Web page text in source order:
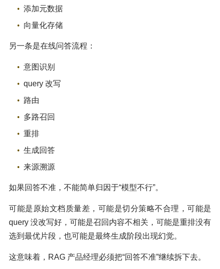
添加元数据
向量化存储
另一条是在线问答流程：
意图识别
query 改写
路由
多路召回
重排
生成回答
来源溯源
如果回答不准，不能简单归因于“模型不行”。
可能是原始文档质量差，可能是切分策略不合理，可能是
query 没改写好，可能是召回内容不相关，可能是重排没有
选到最优片段，也可能是最终生成阶段出现幻觉。
这意味着，RAG 产品经理必须把“回答不准”继续拆下去。